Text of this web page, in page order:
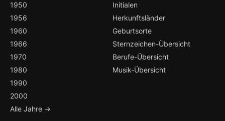
1950
1956
1960
1966
1970
1980
1990
2000
Alle Jahre →
Initialen
Herkunftsländer
Geburtsorte
Sternzeichen-Übersicht
Berufe-Übersicht
Musik-Übersicht